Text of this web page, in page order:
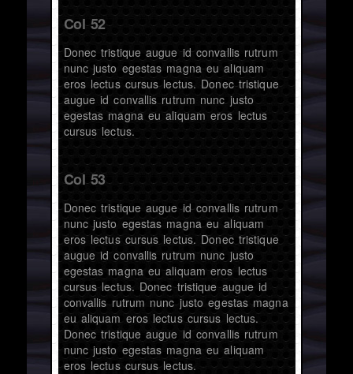
Col 52
Donec tristique augue id convallis rutrum
nunc justo egestas magna eu aliquam
eros lectus cursus lectus. Donec tristique
augue id convallis rutrum nunc justo
egestas magna eu aliquam eros lectus
cursus lectus.
Col 53
Donec tristique augue id convallis rutrum
nunc justo egestas magna eu aliquam
eros lectus cursus lectus. Donec tristique
augue id convallis rutrum nunc justo
egestas magna eu aliquam eros lectus
cursus lectus. Donec tristique augue id
convallis rutrum nunc justo egestas magna
eu aliquam eros lectus cursus lectus.
Donec tristique augue id convallis rutrum
nunc justo egestas magna eu aliquam
eros lectus cursus lectus.